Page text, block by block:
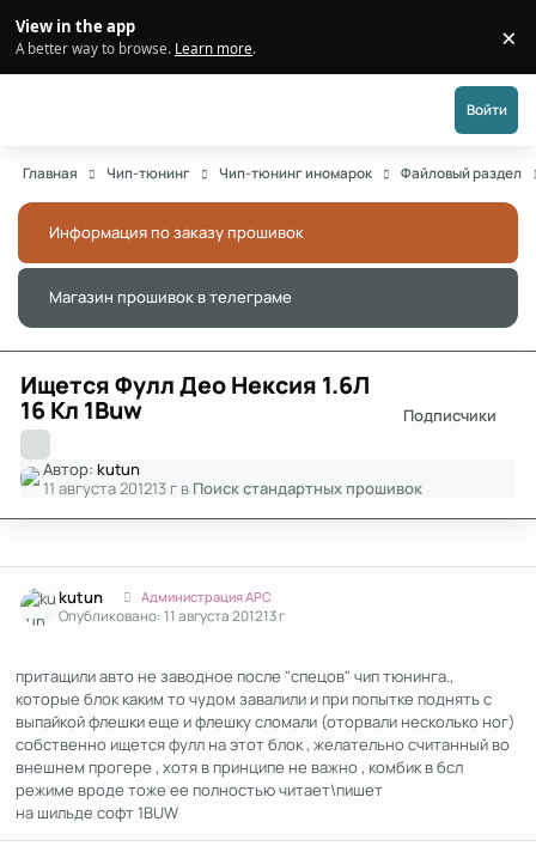
View in the app
A better way to browse. Learn more. ×
Войти
Главная Чип-тюнинг Чип-тюнинг иномарок Файловый раздел
Информация по заказу прошивок
Магазин прошивок в телеграме
Ищется Фулл Део Нексия 1.6Л
16 Кл 1Buw Подписчики
Автор: kutun
11 августа 201213 г в Поиск стандартных прошивок
kutun Администрация APC
Опубликовано:11 августа 201213 г
притащили авто не заводное после "спецов" чип тюнинга.,
которые блок каким то чудом завалили и при попытке поднять с
выпайкой флешки еще и флешку сломали (оторвали несколько ног)
собственно ищется фулл на этот блок , желательно считанный во
внешнем прогере , хотя в принципе не важно , комбик в бсл
режиме вроде тоже ее полностью читает\пишет
на шильде софт 1BUW